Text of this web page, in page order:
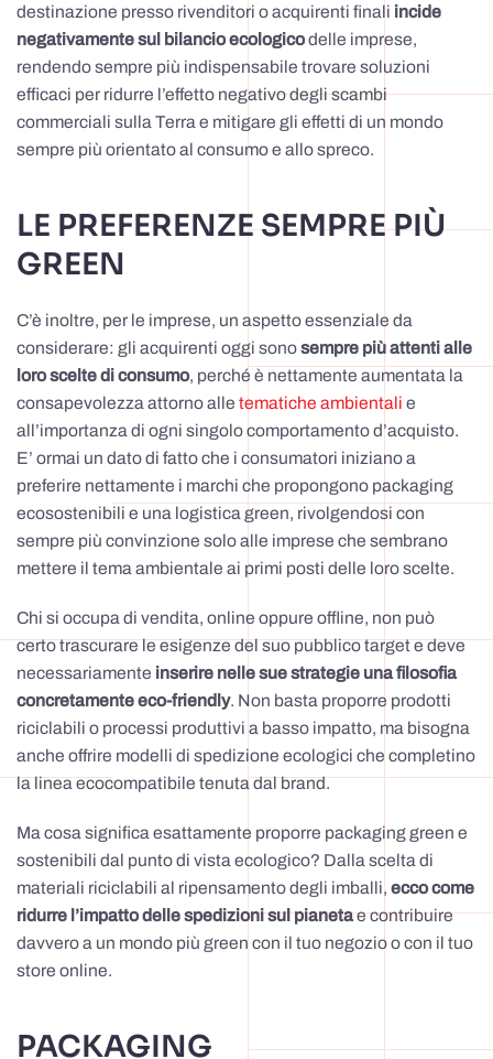
destinazione presso rivenditori o acquirenti finali incide
negativamente sul bilancio ecologicodelle imprese,
rendendo sempre più indispensabile trovare soluzioni
efficaci per ridurre l’effetto negativo degli scambi
commerciali sulla Terra e mitigare gli effetti di un mondo
sempre più orientato al consumo e allo spreco.
LE PREFERENZE SEMPRE PIÙ
GREEN
C’è inoltre, per le imprese, un aspetto essenziale da
considerare: gli acquirenti oggi sonosempre più attenti alle
loro scelte di consumo, perché è nettamente aumentata la
consapevolezza attorno alle tematiche ambientali e
all’importanza di ogni singolo comportamento d’acquisto.
E’ ormai un dato di fatto che i consumatori iniziano a
preferire nettamente i marchi che propongono packaging
ecosostenibili e una logistica green, rivolgendosi con
sempre più convinzione solo alle imprese che sembrano
mettere il tema ambientale ai primi posti delle loro scelte.
Chi si occupa di vendita, online oppure offline, non può
certo trascurare le esigenze del suo pubblico target e deve
necessariamente inserire nelle sue strategie una filosofia
concretamente eco-friendly. Non basta proporre prodotti
riciclabili o processi produttivi a basso impatto, ma bisogna
anche offrire modelli di spedizione ecologici che completino
la linea ecocompatibile tenuta dal brand.
Ma cosa significa esattamente proporre packaging green e
sostenibili dal punto di vista ecologico? Dalla scelta di
materiali riciclabili al ripensamento degli imballi, ecco come
ridurre l’impatto delle spedizioni sul pianetae contribuire
davvero a un mondo più green con il tuo negozio o con il tuo
store online.
PACKAGING